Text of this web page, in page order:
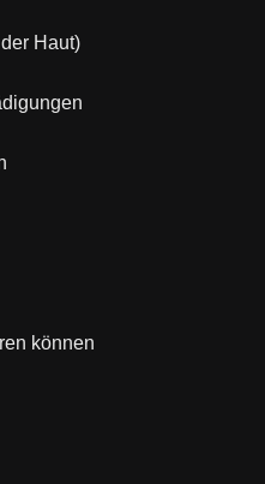
Haut)
können